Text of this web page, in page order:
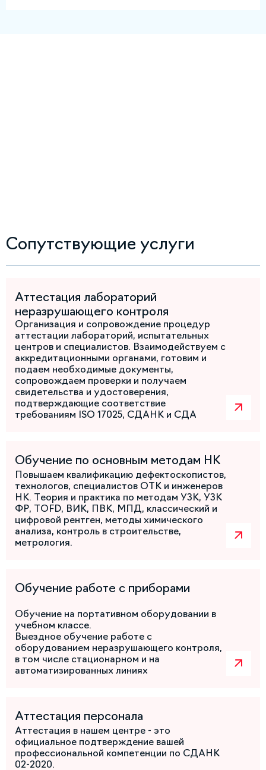
Сопутствующие услуги
Аттестация лабораторий
неразрушающего контроля
Организация и сопровождение процедур
аттестации лабораторий, испытательных
центров и специалистов. Взаимодействуем с
аккредитационными органами, готовим и
подаем необходимые документы,
сопровождаем проверки и получаем
свидетельства и удостоверения,
подтверждающие соответствие
требованиям ISO 17025, СДАНК и СДА
Обучение по основным методам НК
Повышаем квалификацию дефектоскопистов,
технологов, специалистов ОТК и инженеров
НК. Теория и практика по методам УЗК, УЗК
ФР, TOFD, ВИК, ПВК, МПД, классический и
цифровой рентген, методы химического
анализа, контроль в строительстве,
метрология.
Обучение работе с приборами
Обучение на портативном оборудовании в
учебном классе.
Выездное обучение работе с
оборудованием неразрушающего контроля,
в том числе стационарном и на
автоматизированных линиях
Аттестация персонала
Аттестация в нашем центре - это
официальное подтверждение вашей
профессиональной компетенции по СДАНК
02-2020.